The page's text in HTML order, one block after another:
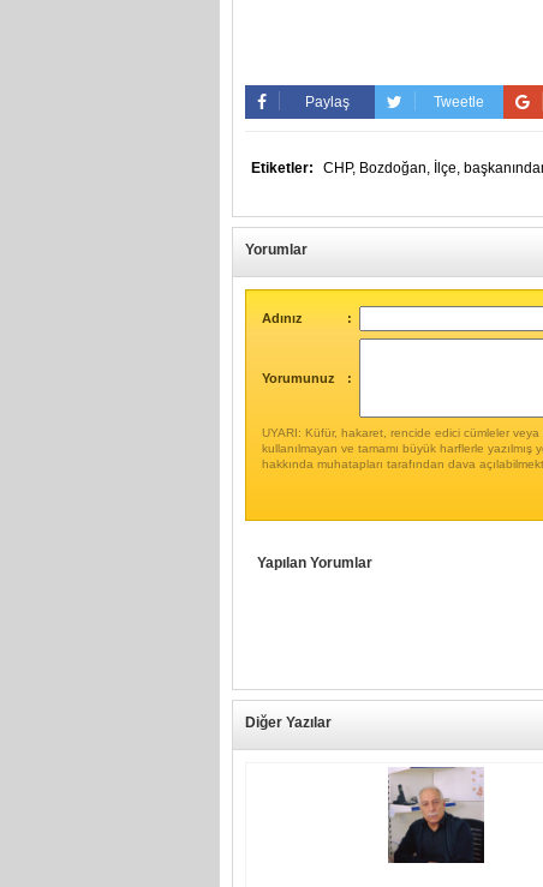
Paylaş Tweetle
Etiketler: CHP, Bozdoğan, İlçe,
Yorumlar
Adınız :
Yorumunuz :
UYARI: Küfür, hakaret, rencide edici cümleler veya
kullanılmayan ve tamamı büyük harflerle
hakkında muhatapları tarafından dava
Yapılan Yorumlar
Diğer Yazılar